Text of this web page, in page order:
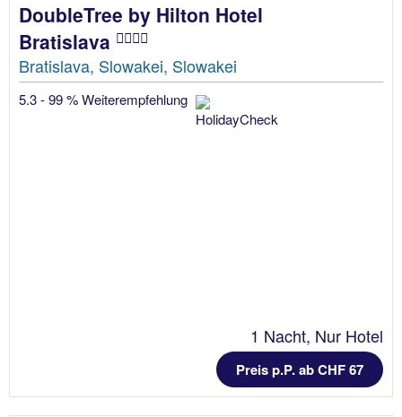
DoubleTree by Hilton Hotel
Bratislava
Bratislava, Slowakei, Slowakei
5.3 - 99 % Weiterempfehlung
1 Nacht, Nur Hotel
Preis p.P. ab CHF 67